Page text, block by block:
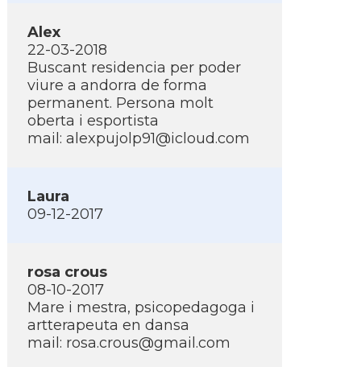
Alex
22-03-2018
Buscant residencia per poder
viure a andorra de forma
permanent. Persona molt
oberta i esportista
mail: alexpujolp91@icloud.com
Laura
09-12-2017
rosa crous
08-10-2017
Mare i mestra, psicopedagoga i
artterapeuta en dansa
mail: rosa.crous@gmail.com